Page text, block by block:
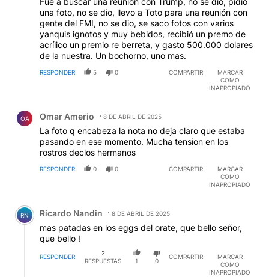
una foto, no se dio, llevo a Toto para una reunión con
gente del FMI, no se dio, se saco fotos con varios
yanquis ignotos y muy bebidos, recibió un premo de
acrílico un premio re berreta, y gasto 500.000 dolares
de la nuestra. Un bochorno, uno mas.
RESPONDER 5 0 COMPARTIR
MARCAR
COMO
INAPROPIADO
OA Omar Amerio 8 DE ABRIL DE 2025
La foto q encabeza la nota no deja claro que estaba
pasando en ese momento. Mucha tension en los
rostros declos hermanos
RESPONDER 0 0 COMPARTIR
MARCAR
COMO
INAPROPIADO
Comentario de Ricardo Nandin.
RN Ricardo Nandin 8 DE ABRIL DE 2025
mas patadas en los eggs del orate, que bello señor,
que bello !
RESPONDER
2
RESPUESTAS
1 0
COMPARTIR
MARCAR
COMO
INAPROPIADO